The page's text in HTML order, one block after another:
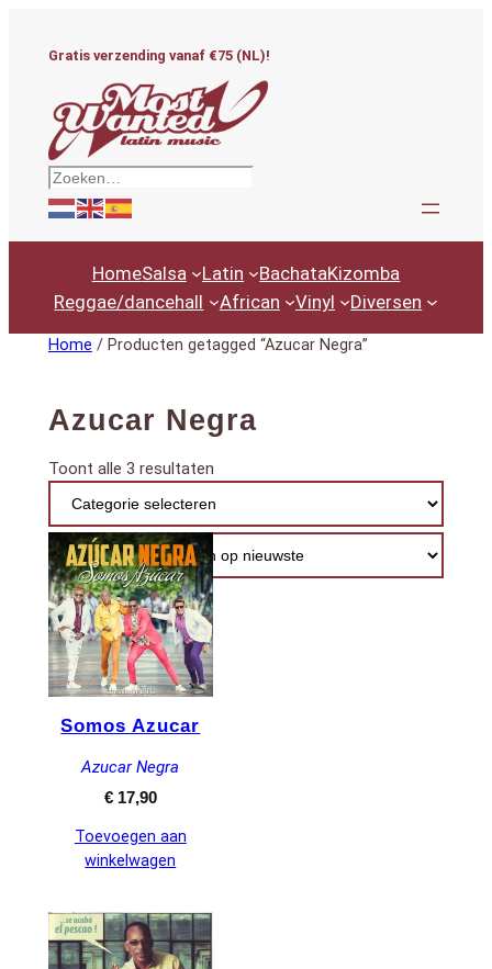
Gratis verzending vanaf €75 (NL)!
Zoeken
HomeSalsa Latin BachataKizomba
Reggae/dancehall
African Vinyl Diversen
Home / Producten getagged “Azucar Negra”
Azucar Negra
Toont alle 3 resultatenGesorteerd
nieuwste
Somos Azucar
Azucar Negra
€17,90
Toevoegen aan
winkelwagen